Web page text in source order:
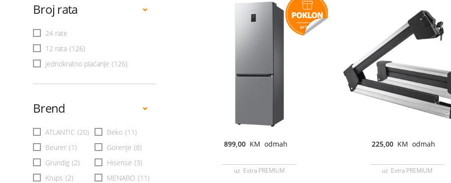
Broj rata
24 rate
12 rata (126)
Jednokratno plaćanje (126)
Brend
ATLANTIC (20) Beko (11)
Beurer (1) Gorenje (8)
Grundig (2) Hisense (3)
Krups (2) MENABO (11)
899,00 KM odmah
uz Extra PREMIUM
225,00 KM odmah
uz Extra PREMIUM